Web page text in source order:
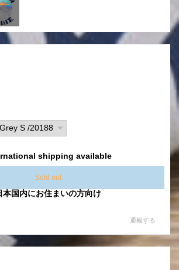
shipping available
Sold out
本国内にお住まいの方向け
通報する